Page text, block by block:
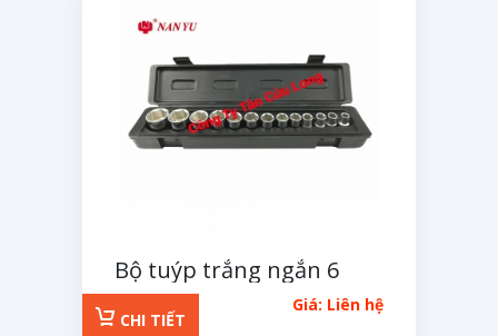
Bộ tuýp trắng ngắn 6
cạnh 1/2 inchs 14 chi tiết
Giá: Liên hệ
CHI TIẾT